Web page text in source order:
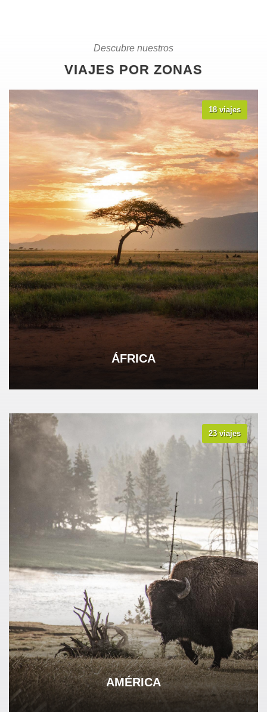
Descubre nuestros
VIAJES POR ZONAS
18 viajes
ÁFRICA
VER TODOS LOS VIAJES
23 viajes
AMÉRICA